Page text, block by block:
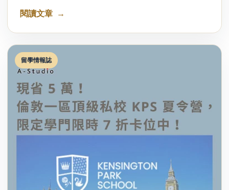
閱讀文章
留學情報誌